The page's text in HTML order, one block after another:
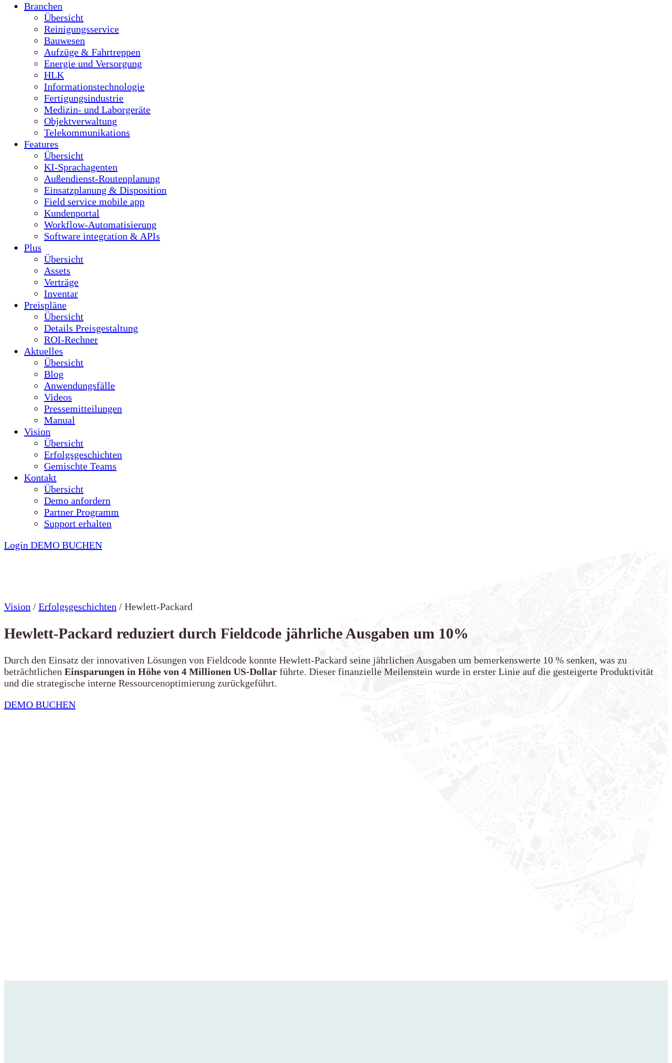
Branchen
Übersicht
Reinigungsservice
Bauwesen
Aufzüge & Fahrtreppen
Energie und Versorgung
HLK
Informationstechnologie
Fertigungsindustrie
Medizin- und Laborgeräte
Objektverwaltung
Telekommunikations
Features
Übersicht
KI-Sprachagenten
Außendienst-Routenplanung
Einsatzplanung & Disposition
Field service mobile app
Kundenportal
Workflow-Automatisierung
Software integration & APIs
Plus
Übersicht
Assets
Verträge
Inventar
Preispläne
Übersicht
Details Preisgestaltung
ROI-Rechner
Aktuelles
Übersicht
Blog
Anwendungsfälle
Videos
Pressemitteilungen
Manual
Vision
Übersicht
Erfolgsgeschichten
Gemischte Teams
Kontakt
Übersicht
Demo anfordern
Partner Programm
Support erhalten
Login DEMO BUCHEN
Vision / Erfolgsgeschichten / Hewlett-Packard
Hewlett-Packard reduziert durch Fieldcode jährliche Ausgaben um 10%
Durch den Einsatz der innovativen Lösungen von Fieldcode konnte Hewlett-Packard seine jährlichen Ausgaben um bemerkenswerte 10 % senken, was zu
beträchtlichen Einsparungen in Höhe von 4 Millionen US-Dollar führte. Dieser finanzielle Meilenstein wurde in erster Linie auf die gesteigerte Produktivität
und die strategische interne Ressourcenoptimierung zurückgeführt.
DEMO BUCHEN